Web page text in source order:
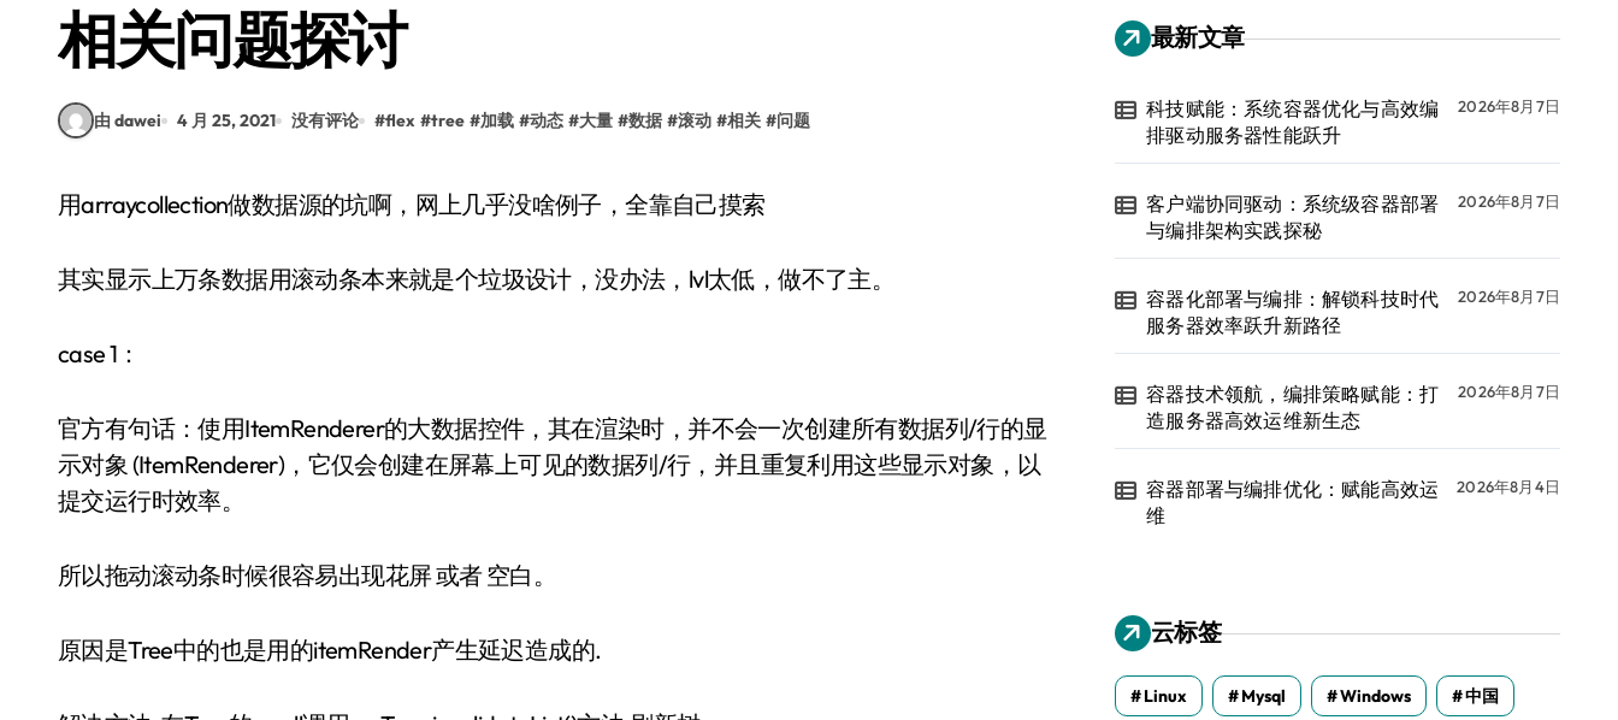
相关问题探讨
由 dawei 4 月 25, 2021 没有评论 #flex #tree #加载 #动态 #大量 #数据 #滚动 #相关 #问题
用arraycollection做数据源的坑啊，网上几乎没啥例子，全靠自己摸索
其实显示上万条数据用滚动条本来就是个垃圾设计，没办法，lvl太低，做不了主。
case 1：
官方有句话：使用ItemRenderer的大数据控件，其在渲染时，并不会一次创建所有数据列/行的显
示对象 (ItemRenderer)，它仅会创建在屏幕上可见的数据列/行，并且重复利用这些显示对象，以
提交运行时效率。
所以拖动滚动条时候很容易出现花屏 或者 空白。
原因是Tree中的也是用的itemRender产生延迟造成的.
最新文章
科技赋能：系统容器优化与高效编
排驱动服务器性能跃升
2026年8月7日
客户端协同驱动：系统级容器部署
与编排架构实践探秘
2026年8月7日
容器化部署与编排：解锁科技时代
服务器效率跃升新路径
2026年8月7日
容器技术领航，编排策略赋能：打
造服务器高效运维新生态
2026年8月7日
容器部署与编排优化：赋能高效运
维
2026年8月4日
云标签
Linux Mysql Windows 中国